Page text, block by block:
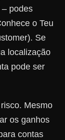
podes
o Teu
Se
localização
pode ser
Mesmo
os ganhos
contas